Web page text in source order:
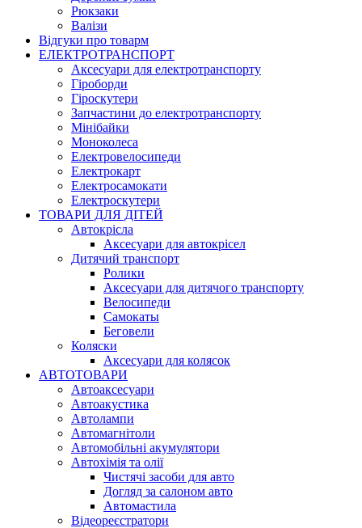
Рюкзаки
Валізи
Відгуки про товарм
ЕЛЕКТРОТРАНСПОРТ
Аксесуари для електротранспорту
Гіроборди
Гіроскутери
Запчастини до електротранспорту
Мінібайки
Моноколеса
Електровелосипеди
Електрокарт
Електросамокати
Електроскутери
ТОВАРИ ДЛЯ ДІТЕЙ
Автокрісла
Аксесуари для автокрісел
Дитячий транспорт
Ролики
Аксесуари для дитячого транспорту
Велосипеди
Самокаты
Беговели
Коляски
Аксесуари для колясок
АВТОТОВАРИ
Автоаксесуари
Автоакустика
Автолампи
Автомагнітоли
Автомобільні акумулятори
Автохімія та олії
Чистячі засоби для авто
Догляд за салоном авто
Автомастила
Відеореєстратори